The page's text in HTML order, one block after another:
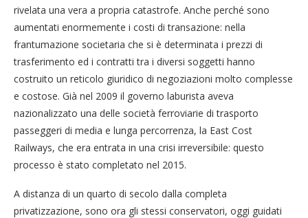
rivelata una vera a propria catastrofe. Anche perché sono
aumentati enormemente i costi di transazione: nella
frantumazione societaria che si è determinata i prezzi di
trasferimento ed i contratti tra i diversi soggetti hanno
costruito un reticolo giuridico di negoziazioni molto complesse
e costose. Già nel 2009 il governo laburista aveva
nazionalizzato una delle società ferroviarie di trasporto
passeggeri di media e lunga percorrenza, la East Cost
Railways, che era entrata in una crisi irreversibile: questo
processo è stato completato nel 2015.
A distanza di un quarto di secolo dalla completa
privatizzazione, sono ora gli stessi conservatori, oggi guidati